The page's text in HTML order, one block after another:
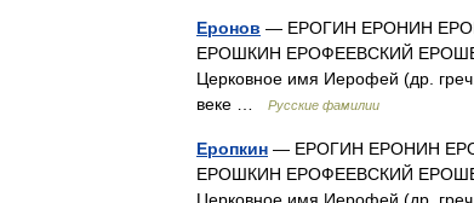
Еронов — ЕРОГИН ЕРОНИН
ЕРОШКИН ЕРОФЕЕВСКИЙ
Церковное имя Иерофей (др.
веке …
Русские фамилии
Еропкин — ЕРОГИН ЕРОНИН
ЕРОШКИН ЕРОФЕЕВСКИЙ